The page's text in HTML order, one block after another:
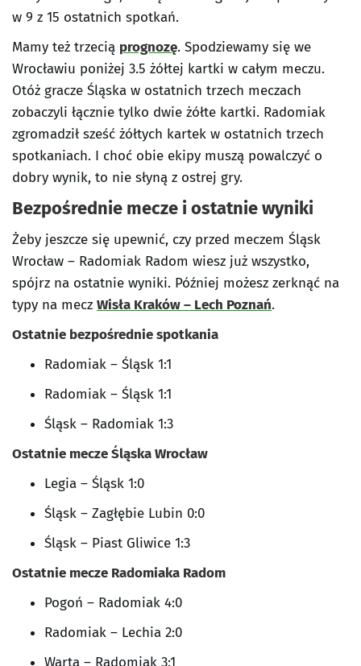
w 9 z 15 ostatnich spotkań.
Mamy też trzecią prognozę. Spodziewamy się we
Wrocławiu poniżej 3.5 żółtej kartki w całym meczu.
Otóż gracze Śląska w ostatnich trzech meczach
zobaczyli łącznie tylko dwie żółte kartki. Radomiak
zgromadził sześć żółtych kartek w ostatnich trzech
spotkaniach. I choć obie ekipy muszą powalczyć o
dobry wynik, to nie słyną z ostrej gry.
Bezpośrednie mecze i ostatnie wyniki
Żeby jeszcze się upewnić, czy przed meczem Śląsk
Wrocław – Radomiak Radom wiesz już wszystko,
spójrz na ostatnie wyniki. Później możesz zerknąć na
typy na mecz Wisła Kraków – Lech Poznań.
Ostatnie bezpośrednie spotkania
Radomiak – Śląsk 1:1
Radomiak – Śląsk 1:1
Śląsk – Radomiak 1:3
Ostatnie mecze Śląska Wrocław
Legia – Śląsk 1:0
Śląsk – Zagłębie Lubin 0:0
Śląsk – Piast Gliwice 1:3
Ostatnie mecze Radomiaka Radom
Pogoń – Radomiak 4:0
Radomiak – Lechia 2:0
Warta – Radomiak 3:1